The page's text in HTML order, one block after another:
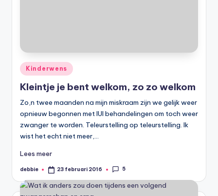
Geplaatst
in
Kinderwens
Kleintje je bent welkom, zo zo welkom
Zo,n twee maanden na mijn miskraam zijn we gelijk weer
opnieuw begonnen met IUI behandelingen om toch weer
zwanger te worden. Teleurstelling op teleurstelling. Ik
wist het echt niet meer,…
Lees meer
Geplaatst
debbie 23 februari 2016 5